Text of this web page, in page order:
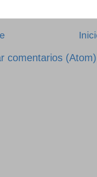
comentarios (Atom)